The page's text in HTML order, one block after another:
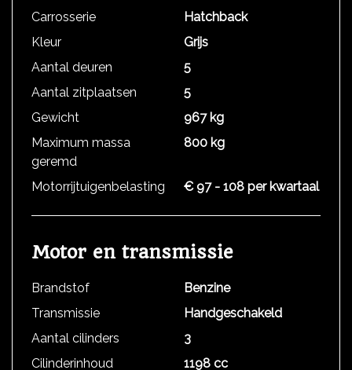
Carrosserie
Hatchback
Kleur
Grijs
Aantal deuren
5
Aantal zitplaatsen
5
Gewicht
967 kg
Maximum massa
geremd
800 kg
Motorrijtuigenbelasting € 97 - 108 per kwartaal
Motor en transmissie
Brandstof
Benzine
Transmissie
Handgeschakeld
Aantal cilinders
3
Cilinderinhoud
1198 cc